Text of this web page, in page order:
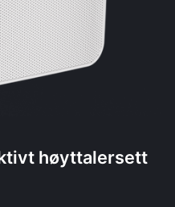
høyttalersett